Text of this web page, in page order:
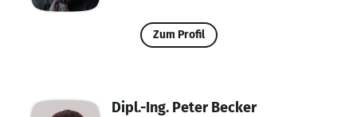
Zum Profil
Dipl.-Ing. Peter Becker